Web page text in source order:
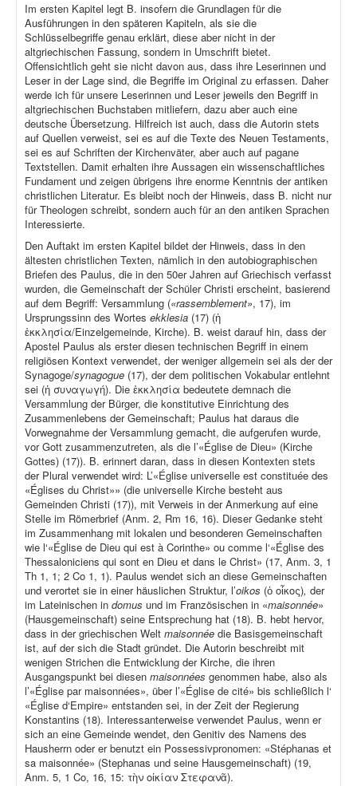
Im ersten Kapitel legt B. insofern die Grundlagen für die
Ausführungen in den späteren Kapiteln, als sie die
Schlüsselbegriffe genau erklärt, diese aber nicht in der
altgriechischen Fassung, sondern in Umschrift bietet.
Offensichtlich geht sie nicht davon aus, dass ihre Leserinnen und
Leser in der Lage sind, die Begriffe im Original zu erfassen. Daher
werde ich für unsere Leserinnen und Leser jeweils den Begriff in
altgriechischen Buchstaben mitliefern, dazu aber auch eine
deutsche Übersetzung. Hilfreich ist auch, dass die Autorin stets
auf Quellen verweist, sei es auf die Texte des Neuen Testaments,
sei es auf Schriften der Kirchenväter, aber auch auf pagane
Textstellen. Damit erhalten ihre Aussagen ein wissenschaftliches
Fundament und zeigen übrigens ihre enorme Kenntnis der antiken
christlichen Literatur. Es bleibt noch der Hinweis, dass B. nicht nur
für Theologen schreibt, sondern auch für an den antiken Sprachen
Interessierte.
Den Auftakt im ersten Kapitel bildet der Hinweis, dass in den
ältesten christlichen Texten, nämlich in den autobiographischen
Briefen des Paulus, die in den 50er Jahren auf Griechisch verfasst
wurden, die Gemeinschaft der Schüler Christi erscheint, basierend
auf dem Begriff: Versammlung («rassemblement», 17), im
Ursprungssinn des Wortes ekklesia (17) (ἡ
ἐκκλησία/Einzelgemeinde, Kirche). B. weist darauf hin, dass der
Apostel Paulus als erster diesen technischen Begriff in einem
religiösen Kontext verwendet, der weniger allgemein sei als der der
Synagoge/synagogue (17), der dem politischen Vokabular entlehnt
sei (ἡ συναγωγή). Die ἐκκλησία bedeutete demnach die
Versammlung der Bürger, die konstitutive Einrichtung des
Zusammenlebens der Gemeinschaft; Paulus hat daraus die
Vorwegnahme der Versammlung gemacht, die aufgerufen wurde,
vor Gott zusammenzutreten, als die l’«Église de Dieu» (Kirche
Gottes) (17)). B. erinnert daran, dass in diesen Kontexten stets
der Plural verwendet wird: L’«Église universelle est constituée des
«Églises du Christ»» (die universelle Kirche besteht aus
Gemeinden Christi (17)), mit Verweis in der Anmerkung auf eine
Stelle im Römerbrief (Anm. 2, Rm 16, 16). Dieser Gedanke steht
im Zusammenhang mit lokalen und besonderen Gemeinschaften
wie l‘«Église de Dieu qui est à Corinthe» ou comme l‘«Église des
Thessaloniciens qui sont en Dieu et dans le Christ» (17, Anm. 3, 1
Th 1, 1; 2 Co 1, 1). Paulus wendet sich an diese Gemeinschaften
und verortet sie in einer häuslichen Struktur, l’oikos (ὁ οἶκος), der
im Lateinischen in domus und im Französischen in «maisonnée»
(Hausgemeinschaft) seine Entsprechung hat (18). B. hebt hervor,
dass in der griechischen Welt maisonnée die Basisgemeinschaft
ist, auf der sich die Stadt gründet. Die Autorin beschreibt mit
wenigen Strichen die Entwicklung der Kirche, die ihren
Ausgangspunkt bei diesen maisonnées genommen habe, also als
l’«Église par maisonnées», über l’«Église de cité» bis schließlich l‘
«Église d‘Empire» entstanden sei, in der Zeit der Regierung
Konstantins (18). Interessanterweise verwendet Paulus, wenn er
sich an eine Gemeinde wendet, den Genitiv des Namens des
Hausherrn oder er benutzt ein Possessivpronomen: «Stéphanas et
sa maisonnée» (Stephanas und seine Hausgemeinschaft) (19,
Anm. 5, 1 Co, 16, 15: τὴν οἰκίαν Στεφανᾶ).